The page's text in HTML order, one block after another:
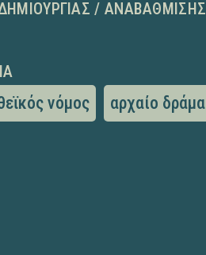
/ ΑΝΑΒΆΘΜΙΣΗΣ
νόμος αρχαίο δράμα